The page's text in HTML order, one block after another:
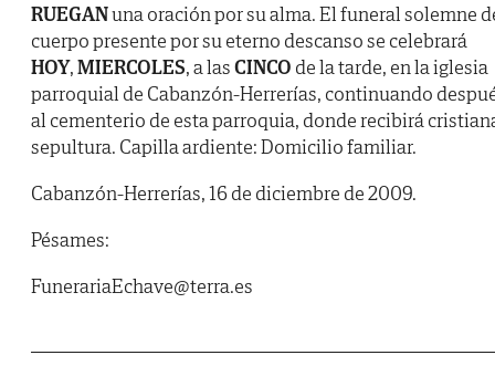
RUEGANuna oración por su alma. El funeral solemne
cuerpo presente por su eterno descanso se celebrará
HOY,MIERCOLES, a lasCINCO de la tarde, en la iglesia
parroquial de Cabanzón-Herrerías, continuando
al cementerio de esta parroquia, donde recibirá
sepultura. Capilla ardiente: Domicilio familiar.
Cabanzón-Herrerías, 16 de diciembre de 2009.
Pésames:
FunerariaEchave@terra.es